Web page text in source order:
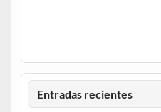
Entradas recientes